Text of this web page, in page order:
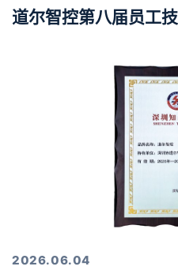
道尔智控第八届员工
2026.06.04